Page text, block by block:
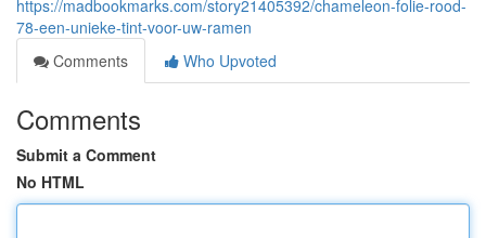
https://madbookmarks.com/story21405392/chameleon-folie-rood-
78-een-unieke-tint-voor-uw-ramen
Comments
Who Upvoted
Comments
Submit a Comment
No HTML